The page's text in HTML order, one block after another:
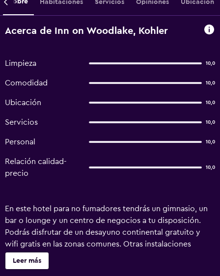
Habitaciones Servicios Opiniones Ubicación
Acerca de Inn on Woodlake, Kohler
Limpieza 10,0
Comodidad 10,0
Ubicación 10,0
Servicios 10,0
Personal 10,0
Relación calidad-
precio
10,0
En este hotel para no fumadores tendrás un gimnasio, un
bar o lounge y un centro de negocios a tu disposición.
Podrás disfrutar de un desayuno continental gratuito y
wifi gratis en las zonas comunes. Otras instalaciones
incluyen una zona para conferencias, servicio de tintorería
y servicio de recepción 24 horas. Se ofrece un servicio de
Leer más